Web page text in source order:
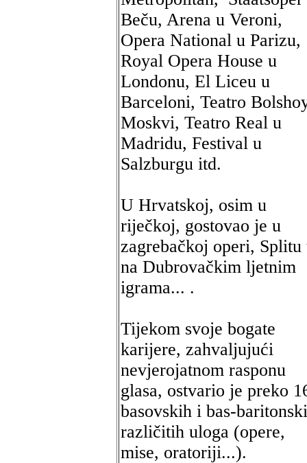
Beču, Arena u Veroni,
Opera National u Parizu,
Royal Opera House u
Londonu, El Liceu u
Barceloni, Teatro
Moskvi, Teatro Real u
Madridu, Festival u
Salzburgu itd.
U Hrvatskoj, osim u
riječkoj, gostovao je u
zagrebačkoj operi, Splitu
na Dubrovačkim ljetnim
igrama... .
Tijekom svoje bogate
karijere, zahvaljujući
nevjerojatnom rasponu
glasa, ostvario je preko
basovskih i bas-
različitih uloga (opere,
mise, oratoriji...).